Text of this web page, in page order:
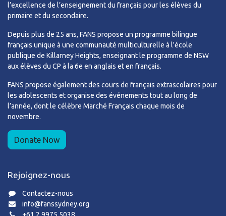
l’excellence de l’enseignement du français pour les élèves du
primaire et du secondaire.
Depuis plus de 25 ans, FANS propose un programme bilingue
français unique à une communauté multiculturelle à l'école
publique de Killarney Heights, enseignant le programme de NSW
aux élèves du CP à la 6e en anglais et en français.
FANS propose également des cours de français extrascolaires pour
les adolescents et organise des événements tout au long de
l’année, dont le célèbre Marché Français chaque mois de
novembre.
Donate Now
Rejoignez-nous
Contactez-nous
info@fanssydney.org